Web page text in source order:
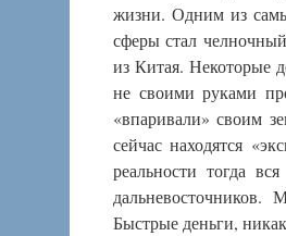
жизни. Одним из
сферы стал
из Китая. Некоторые
не своими руками
«впаривали» своим
сейчас находятся
реальности тогда
Быстрые деньги,